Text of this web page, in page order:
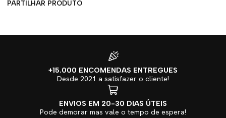
PARTILHAR PRODUTO
+15.000 ENCOMENDAS ENTREGUES
Desde 2021 a satisfazer o cliente!
ENVIOS EM 20-30 DIAS ÚTEIS
Pode demorar mas vale o tempo de espera!